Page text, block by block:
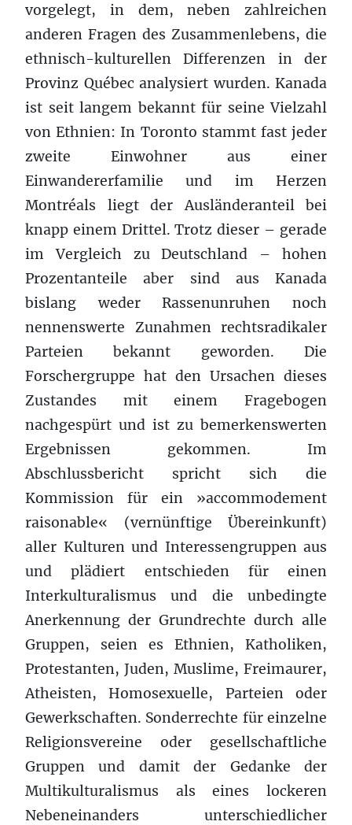
vorgelegt, in dem, neben zahlreichen
anderen Fragen des Zusammenlebens, die
ethnisch-kulturellen Differenzen in der
Provinz Québec analysiert wurden. Kanada
ist seit langem bekannt für seine Vielzahl
von Ethnien: In Toronto stammt fast jeder
zweite Einwohner aus einer
Einwandererfamilie und im Herzen
Montréals liegt der Ausländeranteil bei
knapp einem Drittel. Trotz dieser – gerade
im Vergleich zu Deutschland – hohen
Prozentanteile aber sind aus Kanada
bislang weder Rassenunruhen noch
nennenswerte Zunahmen rechtsradikaler
Parteien bekannt geworden. Die
Forschergruppe hat den Ursachen dieses
Zustandes mit einem Fragebogen
nachgespürt und ist zu bemerkenswerten
Ergebnissen gekommen. Im
Abschlussbericht spricht sich die
Kommission für ein »accommodement
raisonable« (vernünftige Übereinkunft)
aller Kulturen und Interessengruppen aus
und plädiert entschieden für einen
Interkulturalismus und die unbedingte
Anerkennung der Grundrechte durch alle
Gruppen, seien es Ethnien, Katholiken,
Protestanten, Juden, Muslime, Freimaurer,
Atheisten, Homosexuelle, Parteien oder
Gewerkschaften. Sonderrechte für einzelne
Religionsvereine oder gesellschaftliche
Gruppen und damit der Gedanke der
Multikulturalismus als eines lockeren
Nebeneinanders unterschiedlicher